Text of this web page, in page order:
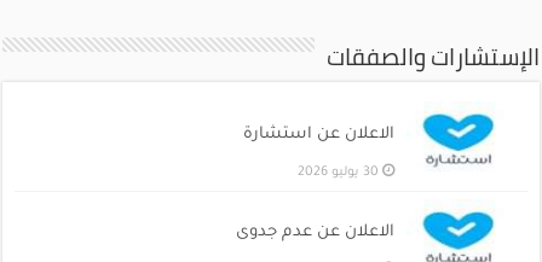
الإستشارات والصفقات
الاعلان عن استشارة
30 يوليو 2026
الاعلان عن عدم جدوى